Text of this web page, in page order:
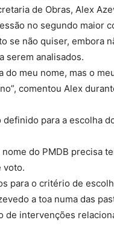
de Obras, Alex
no segundo maior
se não quiser, embora
serem analisados.
do meu nome, mas o
comentou Alex
para a escolha
do PMDB precisa
voto.
para o critério de
a toa numa das
de intervenções